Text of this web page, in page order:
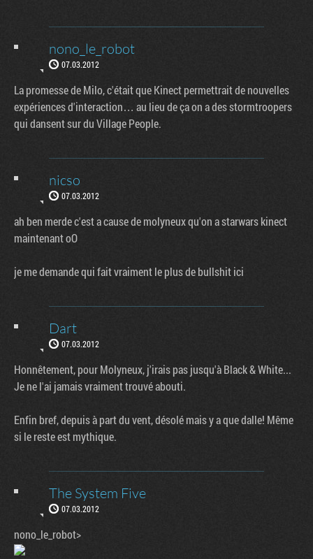
nono_le_robot
07.03.2012
La promesse de Milo, c'était que Kinect permettrait de nouvelles
expériences d'interaction… au lieu de ça on a des stormtroopers
qui dansent sur du Village People.
nicso
07.03.2012
ah ben merde c'est a cause de molyneux qu'on a starwars kinect
maintenant oO
je me demande qui fait vraiment le plus de bullshit ici
Dart
07.03.2012
Honnêtement, pour Molyneux, j'irais pas jusqu'à Black & White...
Je ne l'ai jamais vraiment trouvé abouti.
Enfin bref, depuis à part du vent, désolé mais y a que dalle! Même
si le reste est mythique.
The System Five
07.03.2012
nono_le_robot>